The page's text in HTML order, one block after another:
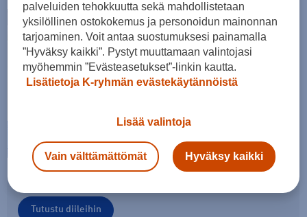
Tutustu diileihin
palveluiden tehokkuutta sekä mahdollistetaan
yksilöllinen ostokokemus ja personoidun mainonnan
tarjoaminen. Voit antaa suostumuksesi painamalla
”Hyväksy kaikki”. Pystyt muuttamaan valintojasi
myöhemmin ”Evästeasetukset”-linkin kautta.
Lisätietoja K-ryhmän evästekäytännöistä
Lisää valintoja
Vain välttämättömät Hyväksy kaikki